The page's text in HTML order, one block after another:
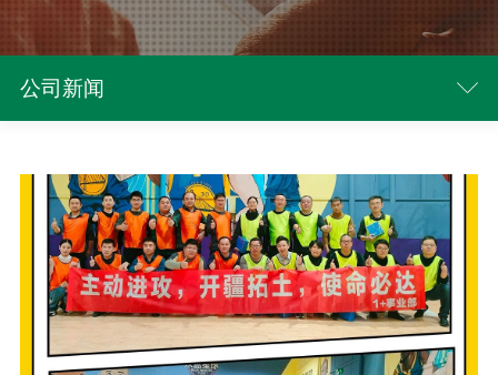
公司新闻